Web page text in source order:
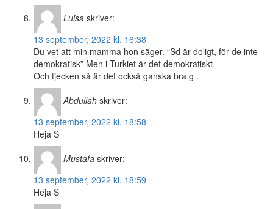
Luisa skriver:
13 september, 2022 kl. 16:38
Du vet att min mamma hon säger. “Sd är doligt, för de inte
demokratisk” Men i Turkiet är det demokratiskt.
Och tjecken så är det också ganska bra g .
Abdullah skriver:
13 september, 2022 kl. 18:58
Heja S
Mustafa skriver:
13 september, 2022 kl. 18:59
Heja S